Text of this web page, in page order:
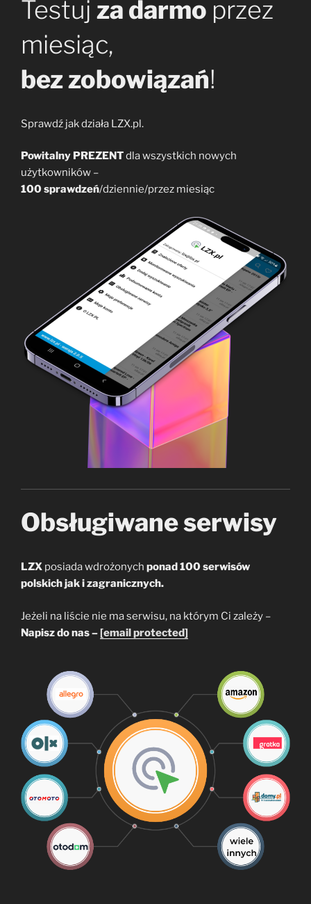
Testuj za darmo przez
miesiąc,
bez zobowiązań!
Sprawdź jak działa LZX.pl.
Powitalny PREZENTdla wszystkich nowych
użytkowników –
100 sprawdzeń/dziennie/przez miesiąc
Obsługiwane serwisy
LZX posiadawdrożonych ponad 100 serwisów
polskich jak i zagranicznych.
Jeżeli na liście nie ma serwisu, na którym Ci zależy –
Napisz do nas –[email protected]